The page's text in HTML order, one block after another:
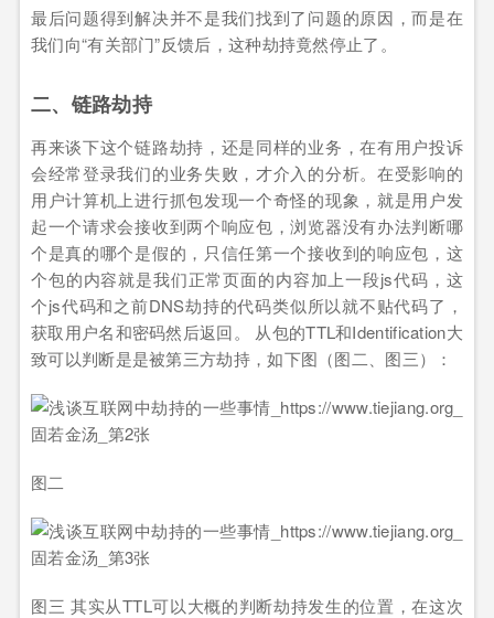
最后问题得到解决并不是我们找到了问题的原因，而是在
我们向“有关部门”反馈后，这种劫持竟然停止了。
二、链路劫持
再来谈下这个链路劫持，还是同样的业务，在有用户投诉
会经常登录我们的业务失败，才介入的分析。在受影响的
用户计算机上进行抓包发现一个奇怪的现象，就是用户发
起一个请求会接收到两个响应包，浏览器没有办法判断哪
个是真的哪个是假的，只信任第一个接收到的响应包，这
个包的内容就是我们正常页面的内容加上一段js代码，这
个js代码和之前DNS劫持的代码类似所以就不贴代码了，
获取用户名和密码然后返回。 从包的TTL和Identification大
致可以判断是是被第三方劫持，如下图（图二、图三）：
图二
图三 其实从TTL可以大概的判断劫持发生的位置，在这次